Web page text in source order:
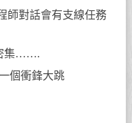
對話會有支線任務
集…….
個衝鋒大跳